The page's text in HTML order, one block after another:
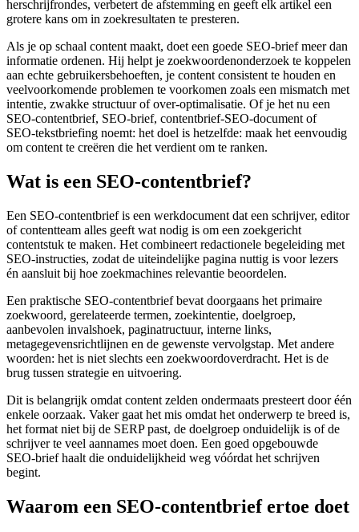
herschrijfrondes, verbetert de afstemming en geeft elk artikel een
grotere kans om in zoekresultaten te presteren.
Als je op schaal content maakt, doet een goede SEO-brief meer dan
informatie ordenen. Hij helpt je zoekwoordenonderzoek te koppelen
aan echte gebruikersbehoeften, je content consistent te houden en
veelvoorkomende problemen te voorkomen zoals een mismatch met
intentie, zwakke structuur of over‑optimalisatie. Of je het nu een
SEO-contentbrief, SEO‑brief, contentbrief‑SEO‑document of
SEO‑tekstbriefing noemt: het doel is hetzelfde: maak het eenvoudig
om content te creëren die het verdient om te ranken.
Wat is een SEO-contentbrief?
Een SEO-contentbrief is een werkdocument dat een schrijver, editor
of contentteam alles geeft wat nodig is om een zoekgericht
contentstuk te maken. Het combineert redactionele begeleiding met
SEO‑instructies, zodat de uiteindelijke pagina nuttig is voor lezers
én aansluit bij hoe zoekmachines relevantie beoordelen.
Een praktische SEO‑contentbrief bevat doorgaans het primaire
zoekwoord, gerelateerde termen, zoekintentie, doelgroep,
aanbevolen invalshoek, paginatructuur, interne links,
metagegevensrichtlijnen en de gewenste vervolgstap. Met andere
woorden: het is niet slechts een zoekwoordoverdracht. Het is de
brug tussen strategie en uitvoering.
Dit is belangrijk omdat content zelden ondermaats presteert door één
enkele oorzaak. Vaker gaat het mis omdat het onderwerp te breed is,
het format niet bij de SERP past, de doelgroep onduidelijk is of de
schrijver te veel aannames moet doen. Een goed opgebouwde
SEO‑brief haalt die onduidelijkheid weg vóórdat het schrijven
begint.
Waarom een SEO-contentbrief ertoe doet